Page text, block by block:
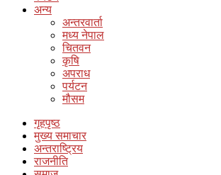
अन्य
अन्तरवार्ता
मध्य नेपाल
चितवन
कृषि
अपराध
पर्यटन
मौसम
गृहपृष्ठ
मुख्य समाचार
अन्तराष्ट्रिय
राजनीति